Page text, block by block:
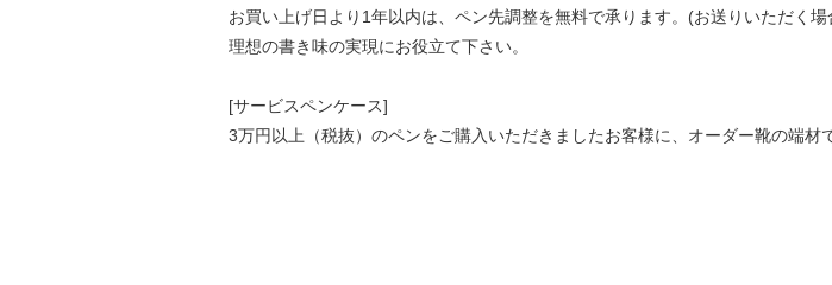
お買い上げ日より1年以内は、ペン先調整を無料で承ります。(お送りいただく
理想の書き味の実現にお役立て下さい。
[サービスペンケース]
3万円以上（税抜）のペンをご購入いただきましたお客様に、オーダー靴の端材